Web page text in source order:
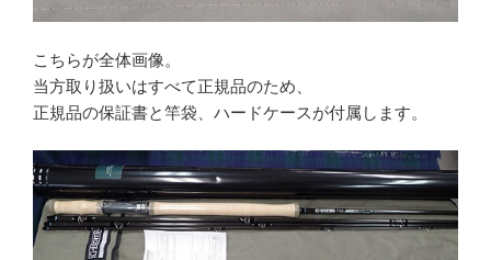
こちらが全体画像。
当方取り扱いはすべて正規品のため、
正規品の保証書と竿袋、ハードケースが付属します。